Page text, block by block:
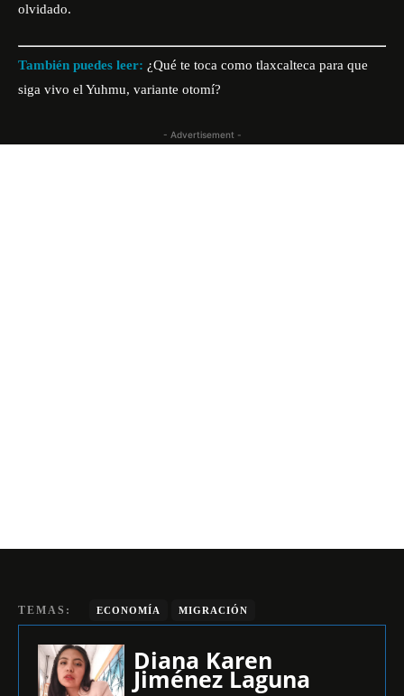
olvidado.
También puedes leer: ¿Qué te toca como tlaxcalteca para que
siga vivo el Yuhmu, variante otomí?
- Advertisement -
TEMAS: ECONOMÍA MIGRACIÓN
Diana Karen
Jiménez Laguna